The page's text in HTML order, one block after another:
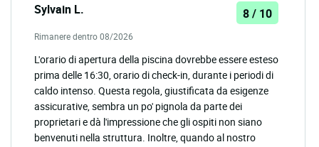
Sylvain L. 8 / 10
Rimanere dentro 08/2026
L'orario di apertura della piscina dovrebbe essere esteso
prima delle 16:30, orario di check-in, durante i periodi di
caldo intenso. Questa regola, giustificata da esigenze
assicurative, sembra un po' pignola da parte dei
proprietari e dà l'impressione che gli ospiti non siano
benvenuti nella struttura. Inoltre, quando al nostro